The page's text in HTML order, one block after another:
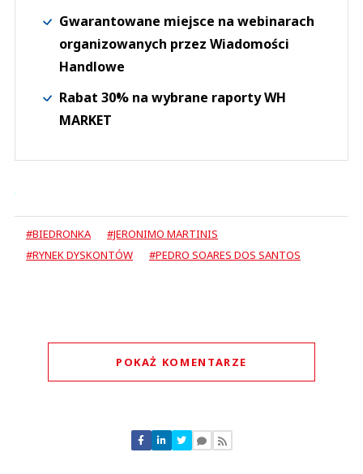
Gwarantowane miejsce na webinarach
organizowanych przez Wiadomości
Handlowe
Rabat 30% na wybrane raporty WH
MARKET
#BIEDRONKA
#JERONIMO MARTINIS
#RYNEK DYSKONTÓW
#PEDRO SOARES DOS SANTOS
POKAŻ KOMENTARZE
Nie znaleziono komentarzy
Zostaw swoje komentarze